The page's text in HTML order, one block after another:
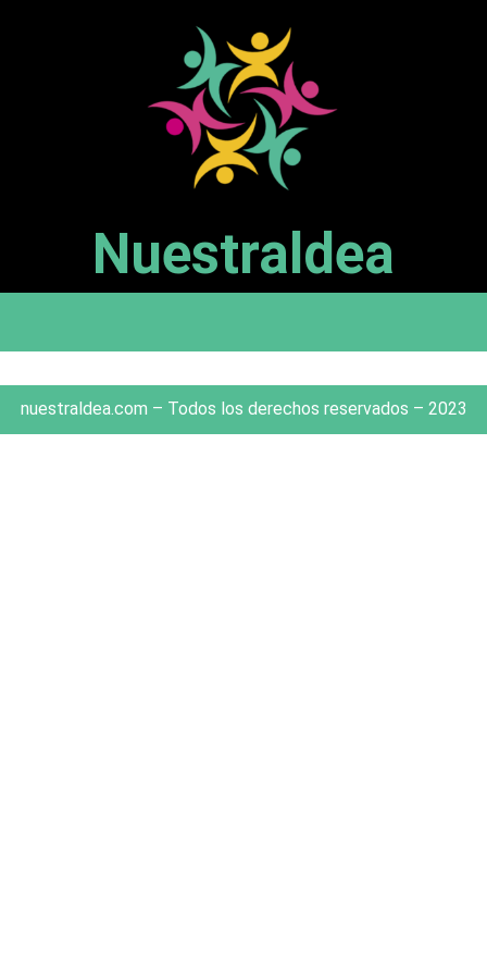
Nuestraldea
nuestraldea.com – Todos los derechos reservados – 2023